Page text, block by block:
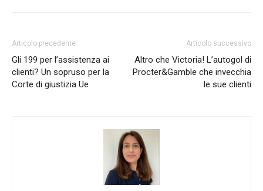
Articolo precedente
Gli 199 per l’assistenza ai
clienti? Un sopruso per la
Corte di giustizia Ue
Articolo successivo
Altro che Victoria! L’autogol di
Procter&Gamble che invecchia
le sue clienti